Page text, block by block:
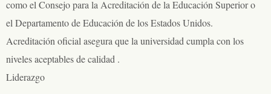
como el Consejo para la Acreditación de la Educación Superior o
el Departamento de Educación de los Estados Unidos.
Acreditación oficial asegura que la universidad cumpla con los
niveles aceptables de calidad .
Liderazgo